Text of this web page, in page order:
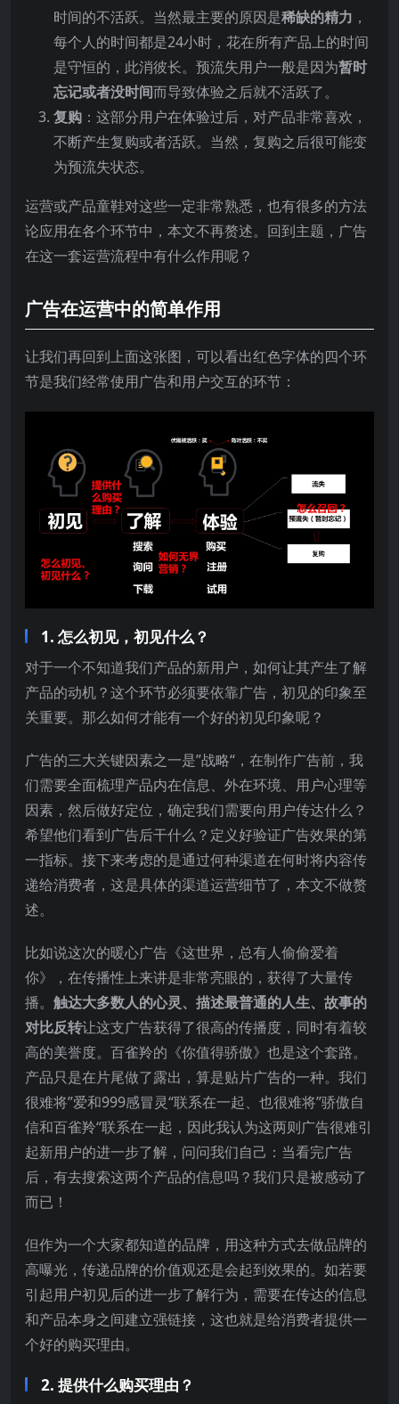
时间的不活跃。当然最主要的原因是稀缺的精力 ，
每个人的时间都是24小时，花在所有产品上的时间
是守恒的，此消彼长。预流失用户一般是因为暂时
忘记或者没时间而导致体验之后就不活跃了。
复购 ：这部分用户在体验过后，对产品非常喜欢，
不断产生复购或者活跃。当然，复购之后很可能变
为预流失状态。
运营或产品童鞋对这些一定非常熟悉，也有很多的方法
论应用在各个环节中，本文不再赘述。回到主题，广告
在这一套运营流程中有什么作用呢？
广告在运营中的简单作用
让我们再回到上面这张图，可以看出红色字体的四个环
节是我们经常使用广告和用户交互的环节：
1. 怎么初见，初见什么？
对于一个不知道我们产品的新用户，如何让其产生了解
产品的动机？这个环节必须要依靠广告，初见的印象至
关重要。那么如何才能有一个好的初见印象呢？
广告的三大关键因素之一是”战略“，在制作广告前，我
们需要全面梳理产品内在信息、外在环境、用户心理等
因素，然后做好定位，确定我们需要向用户传达什么？
希望他们看到广告后干什么？定义好验证广告效果的第
一指标。接下来考虑的是通过何种渠道在何时将内容传
递给消费者，这是具体的渠道运营细节了，本文不做赘
述。
比如说这次的暖心广告《这世界，总有人偷偷爱着
你》，在传播性上来讲是非常亮眼的，获得了大量传
播。 触达大多数人的心灵、描述最普通的人生、故事的
对比反转让这支广告获得了很高的传播度，同时有着较
高的美誉度。百雀羚的《你值得骄傲》也是这个套路。
产品只是在片尾做了露出，算是贴片广告的一种。我们
很难将”爱和999感冒灵“联系在一起、也很难将”骄傲自
信和百雀羚“联系在一起，因此我认为这两则广告很难引
起新用户的进一步了解，问问我们自己：当看完广告
后，有去搜索这两个产品的信息吗？我们只是被感动了
而已！
但作为一个大家都知道的品牌，用这种方式去做品牌的
高曝光，传递品牌的价值观还是会起到效果的。如若要
引起用户初见后的进一步了解行为，需要在传达的信息
和产品本身之间建立强链接，这也就是给消费者提供一
个好的购买理由。
2. 提供什么购买理由？